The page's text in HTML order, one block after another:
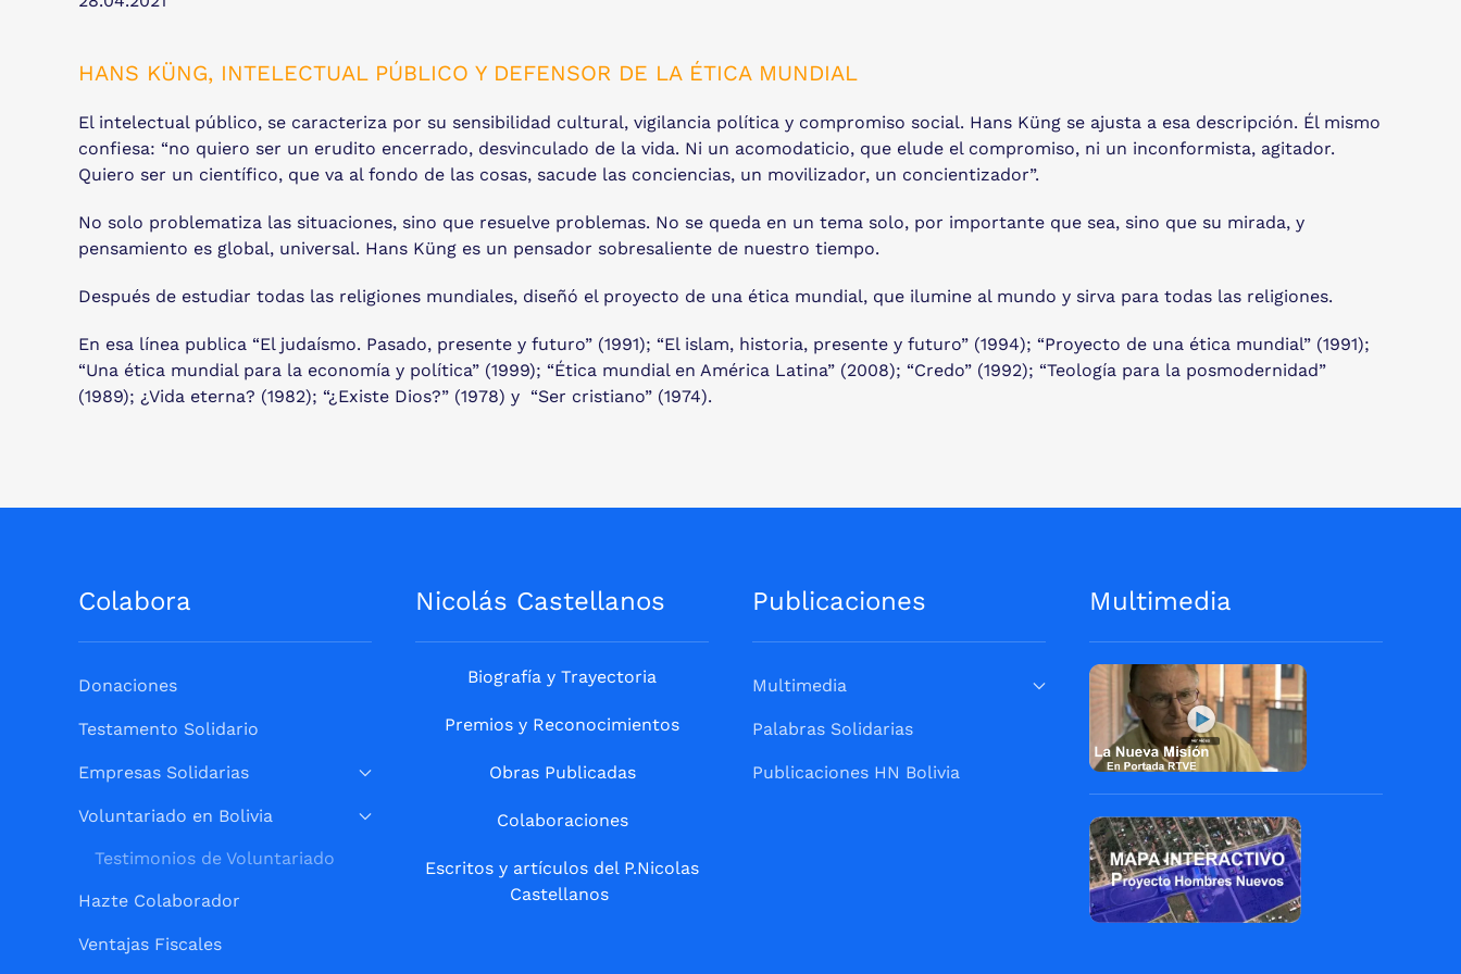
HANS KÜNG, INTELECTUAL PÚBLICO Y DEFENSOR DE LA ÉTICA MUNDIAL
El intelectual público, se caracteriza por su sensibilidad cultural, vigilancia política y compromiso social. Hans Küng se ajusta a esa descripción. Él mismo
confiesa: “no quiero ser un erudito encerrado, desvinculado de la vida. Ni un acomodaticio, que elude el compromiso, ni un inconformista, agitador.
Quiero ser un científico, que va al fondo de las cosas, sacude las conciencias, un movilizador, un concientizador”.
No solo problematiza las situaciones, sino que resuelve problemas. No se queda en un tema solo, por importante que sea, sino que su mirada, y
pensamiento es global, universal. Hans Küng es un pensador sobresaliente de nuestro tiempo.
Después de estudiar todas las religiones mundiales, diseñó el proyecto de una ética mundial, que ilumine al mundo y sirva para todas las religiones.
En esa línea publica “El judaísmo. Pasado, presente y futuro” (1991); “El islam, historia, presente y futuro” (1994); “Proyecto de una ética mundial” (1991);
“Una ética mundial para la economía y política” (1999); “Ética mundial en América Latina” (2008); “Credo” (1992); “Teología para la posmodernidad”
(1989); ¿Vida eterna? (1982); “¿Existe Dios?” (1978) y “Ser cristiano” (1974).
Colabora
Donaciones
Testamento Solidario
Empresas Solidarias
Voluntariado en Bolivia
Testimonios de Voluntariado
Hazte Colaborador
Ventajas Fiscales
Nicolás Castellanos
Biografía y Trayectoria
Premios y Reconocimientos
Obras Publicadas
Colaboraciones
Escritos y artículos del P.Nicolas
Castellanos
Publicaciones
Multimedia
Palabras Solidarias
Publicaciones HN Bolivia
Multimedia